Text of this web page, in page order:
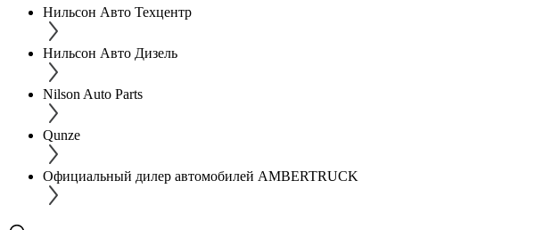
Нильсон Авто Техцентр
Нильсон Авто Дизель
Nilson Auto Parts
Qunze
Официальный дилер автомобилей AMBERTRUCK